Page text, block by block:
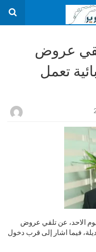
عروض
تعمل
الاحد، عن تلقي عروض
فيما اشار إلى قرب دخول